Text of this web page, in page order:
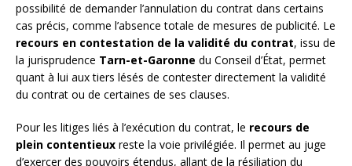
possibilité de demander l’annulation du contrat dans certains
cas précis, comme l’absence totale de mesures de publicité. Le
recours en contestation de la validité du contrat, issu de
la jurisprudence Tarn-et-Garonne du Conseil d’État, permet
quant à lui aux tiers lésés de contester directement la validité
du contrat ou de certaines de ses clauses.
Pour les litiges liés à l’exécution du contrat, le recours de
plein contentieux reste la voie privilégiée. Il permet au juge
d’exercer des pouvoirs étendus, allant de la résiliation du